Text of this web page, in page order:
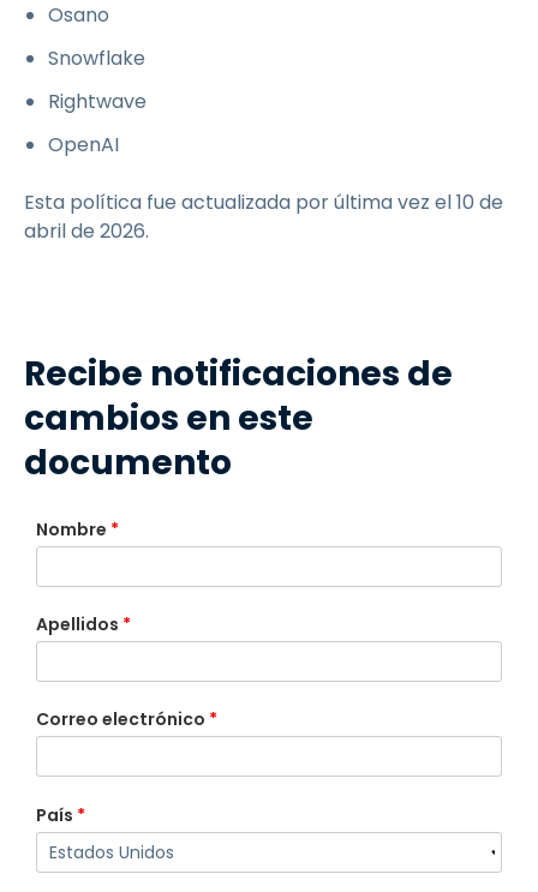
Osano
Snowflake
Rightwave
OpenAI
Esta política fue actualizada por última vez el 10 de
abril de 2026.
Recibe notificaciones de
cambios en este
documento
Nombre *
Apellidos *
Correo electrónico *
País *